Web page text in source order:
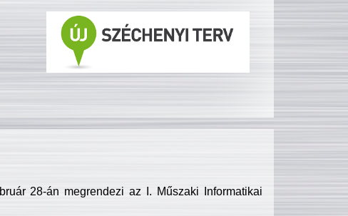
28-án megrendezi az I. Műszaki Informatikai